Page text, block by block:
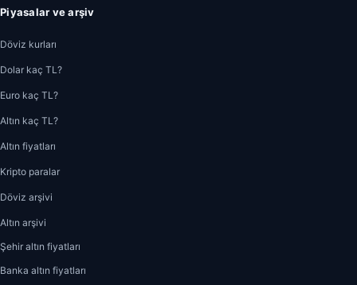
Piyasalar ve arşiv
Döviz kurları
Dolar kaç TL?
Euro kaç TL?
Altın kaç TL?
Altın fiyatları
Kripto paralar
Döviz arşivi
Altın arşivi
Şehir altın fiyatları
Banka altın fiyatları